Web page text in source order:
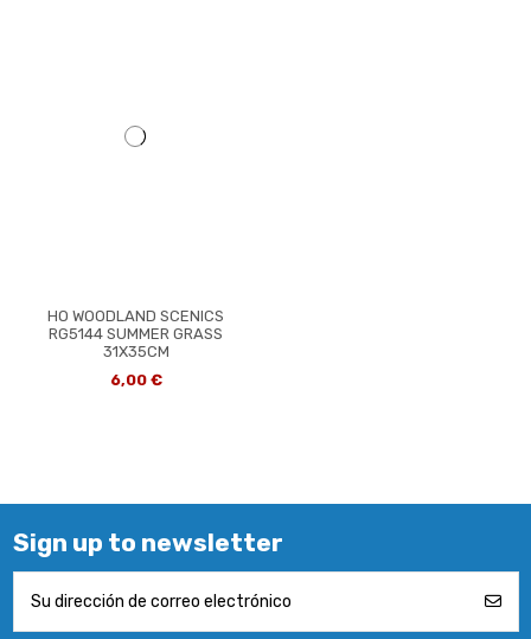
HO WOODLAND SCENICS
RG5144 SUMMER GRASS
31X35CM
6,00 €
Sign up to newsletter